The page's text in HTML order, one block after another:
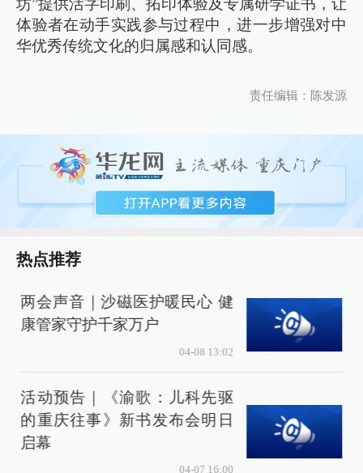
坊”提供活字印刷、拓印体验及专属研学证书，让
体验者在动手实践参与过程中，进一步增强对中
华优秀传统文化的归属感和认同感。
责任编辑：陈发源
热点推荐
两会声音｜沙磁医护暖民心 健
康管家守护千家万户
04-08 13:02
活动预告｜《渝歌：儿科先驱
的重庆往事》新书发布会明日
启幕
04-07 16:00